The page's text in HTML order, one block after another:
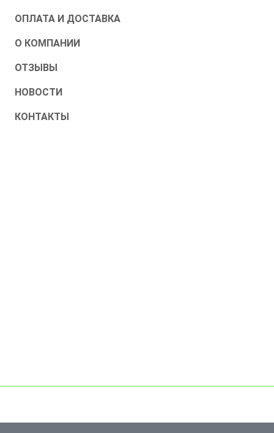
ОПЛАТА И ДОСТАВКА
О КОМПАНИИ
ОТЗЫВЫ
НОВОСТИ
КОНТАКТЫ